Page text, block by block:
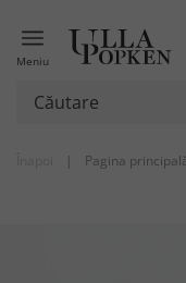
Meniu
| Pagina